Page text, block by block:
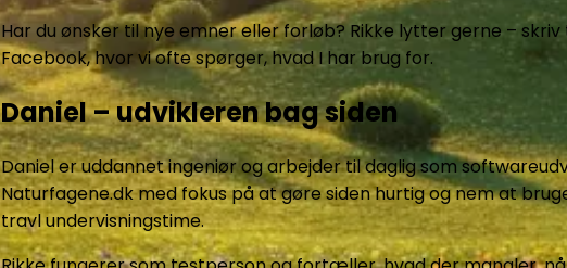
Har du ønsker til nye emner eller forløb? Rikke lytter gerne –
Facebook, hvor vi ofte spørger, hvad I har brug for.
Daniel – udvikleren bag siden
Daniel er uddannet ingeniør og arbejder til daglig som
Naturfagene.dk med fokus på at gøre siden hurtig og nem at
travl undervisningstime.